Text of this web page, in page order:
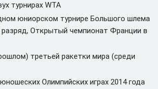
турнирах WTA
юниорском турнире Большого шлема
Открытый чемпионат Франции в
третьей ракетки мира (среди
Олимпийских играх 2014 года